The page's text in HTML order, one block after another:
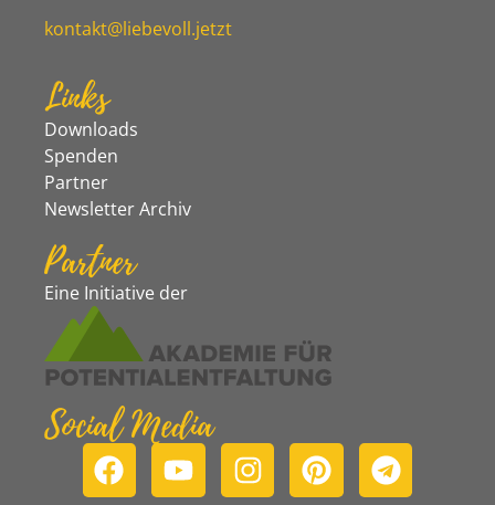
kontakt@liebevoll.jetzt
Links
Downloads
Spenden
Partner
Newsletter Archiv
Partner
Eine Initiative der
Social Media